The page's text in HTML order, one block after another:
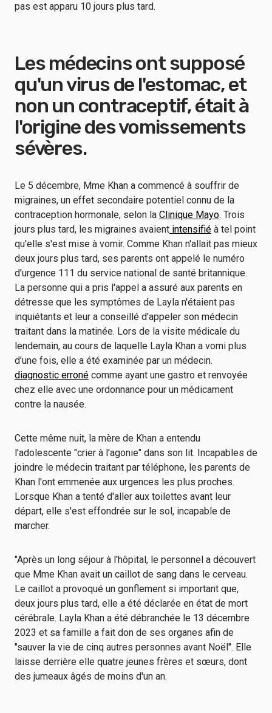
pas est apparu 10 jours plus tard.
Les médecins ont supposé
qu'un virus de l'estomac, et
non un contraceptif, était à
l'origine des vomissements
sévères.
Le 5 décembre, Mme Khan a commencé à souffrir de
migraines, un effet secondaire potentiel connu de la
contraception hormonale, selon la Clinique Mayo. Trois
jours plus tard, les migraines avaient intensifié à tel point
qu'elle s'est mise à vomir. Comme Khan n'allait pas mieux
deux jours plus tard, ses parents ont appelé le numéro
d'urgence 111 du service national de santé britannique.
La personne qui a pris l'appel a assuré aux parents en
détresse que les symptômes de Layla n'étaient pas
inquiétants et leur a conseillé d'appeler son médecin
traitant dans la matinée. Lors de la visite médicale du
lendemain, au cours de laquelle Layla Khan a vomi plus
d'une fois, elle a été examinée par un médecin.
diagnostic erroné comme ayant une gastro et renvoyée
chez elle avec une ordonnance pour un médicament
contre la nausée.
Cette même nuit, la mère de Khan a entendu
l'adolescente "crier à l'agonie" dans son lit. Incapables de
joindre le médecin traitant par téléphone, les parents de
Khan l'ont emmenée aux urgences les plus proches.
Lorsque Khan a tenté d'aller aux toilettes avant leur
départ, elle s'est effondrée sur le sol, incapable de
marcher.
"Après un long séjour à l'hôpital, le personnel a découvert
que Mme Khan avait un caillot de sang dans le cerveau.
Le caillot a provoqué un gonflement si important que,
deux jours plus tard, elle a été déclarée en état de mort
cérébrale. Layla Khan a été débranchée le 13 décembre
2023 et sa famille a fait don de ses organes afin de
"sauver la vie de cinq autres personnes avant Noël". Elle
laisse derrière elle quatre jeunes frères et sœurs, dont
des jumeaux âgés de moins d'un an.